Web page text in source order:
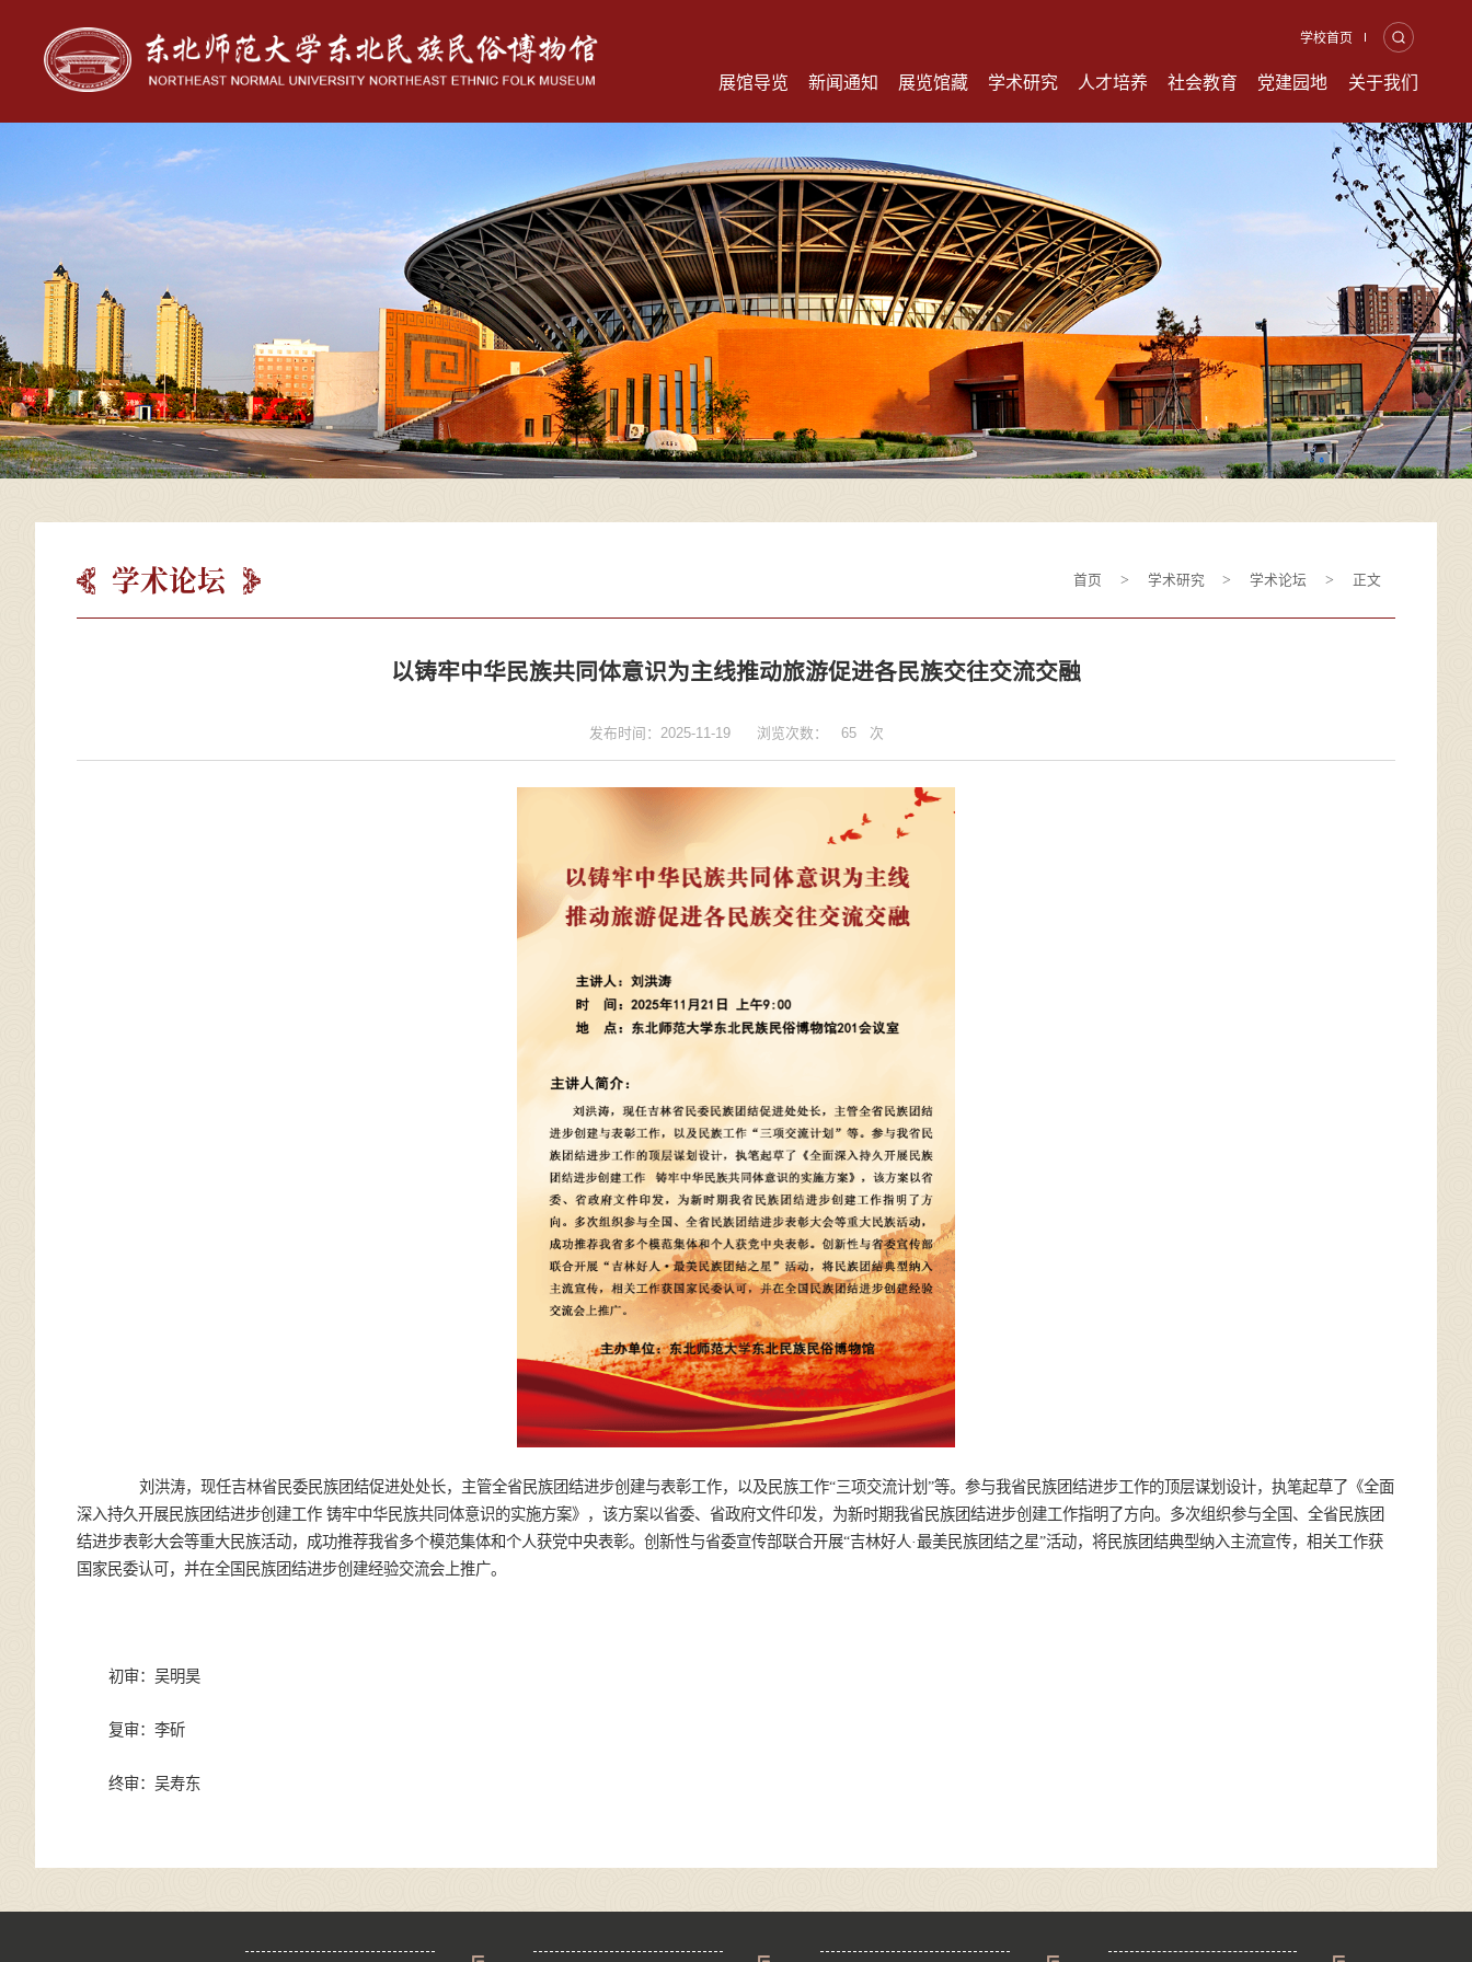
学校首页
展馆导览 新闻通知 展览馆藏 学术研究 人才培养 社会教育 党建园地 关于我们
学术论坛 首页 > 学术研究 > 学术论坛 > 正文
以铸牢中华民族共同体意识为主线推动旅游促进各民族交往交流交融
发布时间：2025-11-19 浏览次数： 65 次
刘洪涛，现任吉林省民委民族团结促进处处长，主管全省民族团结进步创建与表彰工作，以及民族工作“三项交流计划”等。参与我省民族团结进步工作的顶层谋划设计，执笔起草了《全面
深入持久开展民族团结进步创建工作 铸牢中华民族共同体意识的实施方案》，该方案以省委、省政府文件印发，为新时期我省民族团结进步创建工作指明了方向。多次组织参与全国、全省民族团
结进步表彰大会等重大民族活动，成功推荐我省多个模范集体和个人获党中央表彰。创新性与省委宣传部联合开展“吉林好人·最美民族团结之星”活动，将民族团结典型纳入主流宣传，相关工作获
国家民委认可，并在全国民族团结进步创建经验交流会上推广。
初审：吴明昊
复审：李斫
终审：吴寿东